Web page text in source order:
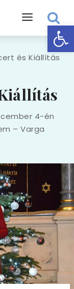
és Kiállítás
4-én
– Varga